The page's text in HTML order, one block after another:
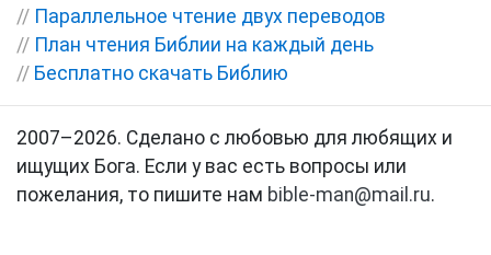
// Параллельное чтение двух переводов
// План чтения Библии на каждый день
// Бесплатно скачать Библию
2007–2026. Сделано с любовью для любящих и
ищущих Бога. Если у вас есть вопросы или
пожелания, то пишите нам bible-man@mail.ru.